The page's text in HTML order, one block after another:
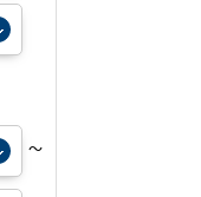
～